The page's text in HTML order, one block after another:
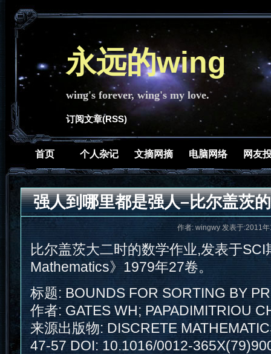
永远的wing
wing's forever, wing's my love.
订阅文章(RSS)
首页 个人杂记 文摘网摘 电脑网络 网友
强人到哪里都是强人–比尔盖茨
作者: wingwy 发表于:2011
比尔盖茨大二时的数学作业,发表于
Mathematics》1979年27卷。
标题: BOUNDS FOR SORTING BY
作者: GATES WH; PAPADIMITRIOU
来源出版物: DISCRETE
47-57 DOI: 10.1016/0012-